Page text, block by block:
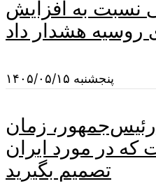
نسبت به افزایش
روسیه هشدار داد
پنجشنبه ۱۴۰۵/۰۵/۱۵
رئیس‌جمهور، زمان
که در مورد ایران
تصمیم بگیرید